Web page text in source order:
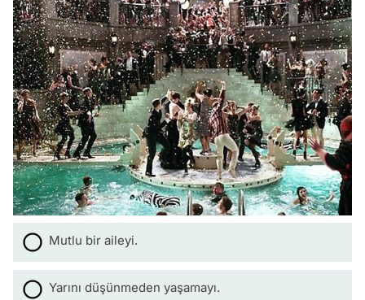
Mutlu bir aileyi.
Yarını düşünmeden yaşamayı.